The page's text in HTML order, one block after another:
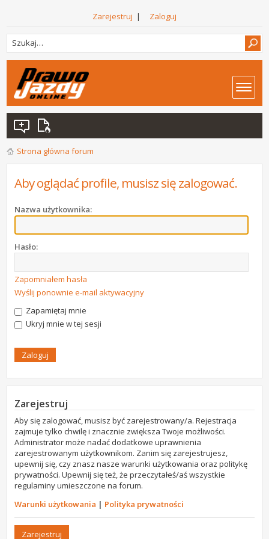
Zarejestruj | Zaloguj
Strona główna forum
Aby oglądać profile, musisz się zalogować.
Nazwa użytkownika:
Hasło:
Zapomniałem hasła
Wyślij ponownie e-mail aktywacyjny
Zapamiętaj mnie
Ukryj mnie w tej sesji
Zarejestruj
Aby się zalogować, musisz być zarejestrowany/a. Rejestracja
zajmuje tylko chwilę i znacznie zwiększa Twoje możliwości.
Administrator może nadać dodatkowe uprawnienia
zarejestrowanym użytkownikom. Zanim się zarejestrujesz,
upewnij się, czy znasz nasze warunki użytkowania oraz politykę
prywatności. Upewnij się też, że przeczytałeś/aś wszystkie
regulaminy umieszczone na forum.
Warunki użytkowania | Polityka prywatności
Zarejestruj